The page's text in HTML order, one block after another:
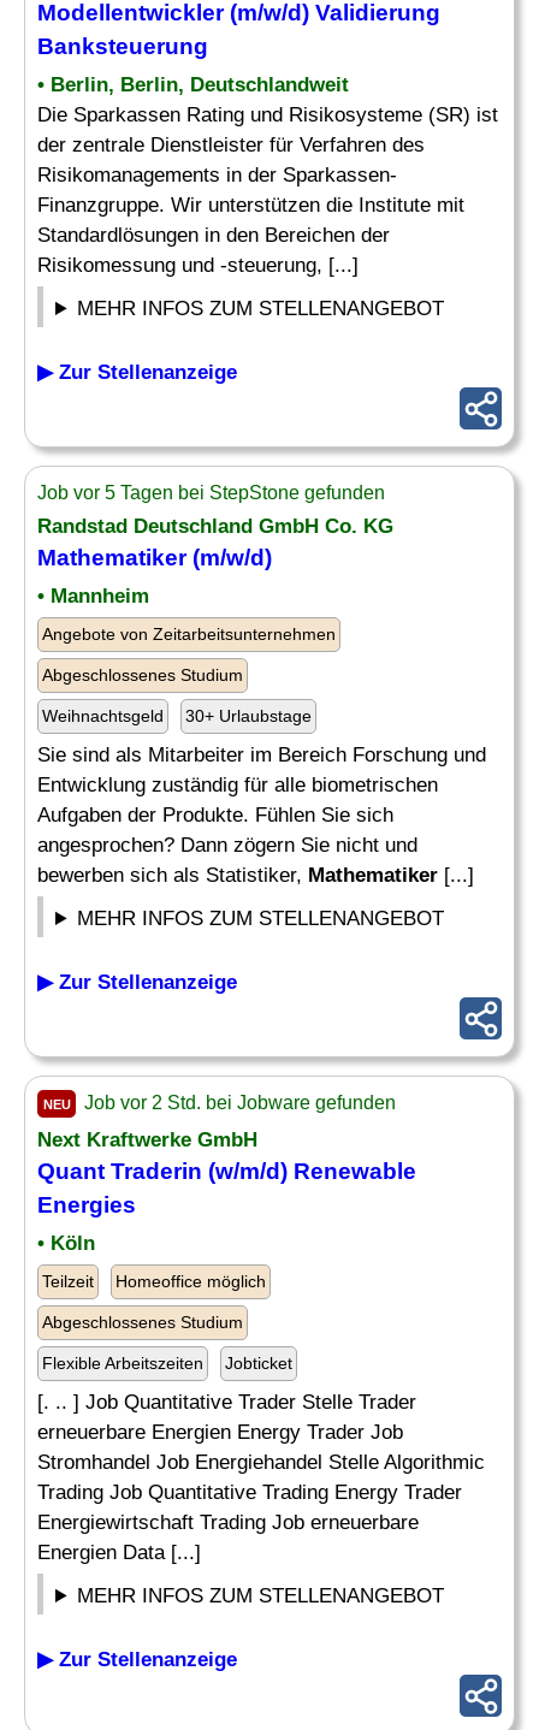
Modellentwickler (m/w/d) Validierung
Banksteuerung
• Berlin, Berlin, Deutschlandweit
Die Sparkassen Rating und Risikosysteme (SR) ist
der zentrale Dienstleister für Verfahren des
Risikomanagements in der Sparkassen-
Finanzgruppe. Wir unterstützen die Institute mit
Standardlösungen in den Bereichen der
Risikomessung und -steuerung, [...]
MEHR INFOS ZUM STELLENANGEBOT
▶ Zur Stellenanzeige
Job vor 5 Tagen bei StepStone gefunden
Randstad Deutschland GmbH Co. KG
Mathematiker(m/w/d)
• Mannheim
Angebote von Zeitarbeitsunternehmen
Abgeschlossenes Studium
Weihnachtsgeld 30+ Urlaubstage
Sie sind als Mitarbeiter im Bereich Forschung und
Entwicklung zuständig für alle biometrischen
Aufgaben der Produkte. Fühlen Sie sich
angesprochen? Dann zögern Sie nicht und
bewerben sich als Statistiker, Mathematiker [...]
MEHR INFOS ZUM STELLENANGEBOT
▶ Zur Stellenanzeige
NEU Job vor 2 Std. bei Jobware gefunden
Next Kraftwerke GmbH
Quant Traderin (w/m/d) Renewable
Energies
• Köln
Teilzeit Homeoffice möglich
Abgeschlossenes Studium
Flexible Arbeitszeiten Jobticket
[. .. ] Job Quantitative Trader Stelle Trader
erneuerbare Energien Energy Trader Job
Stromhandel Job Energiehandel Stelle Algorithmic
Trading Job Quantitative Trading Energy Trader
Energiewirtschaft Trading Job erneuerbare
Energien Data [...]
MEHR INFOS ZUM STELLENANGEBOT
▶ Zur Stellenanzeige